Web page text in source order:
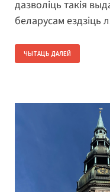
дазволіць такія
беларусам ездзіць
ЧЫТАЦЬ ДАЛЕЙ